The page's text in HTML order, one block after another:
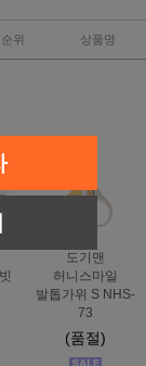
위 상품명
도기맨
허니스마일
발톱가위 S NHS-
73
(품절)